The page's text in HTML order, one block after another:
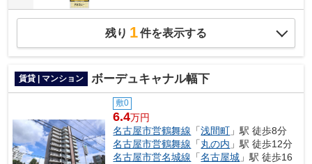
残り 1件を表示する
賃貸 | マンション ボーデュキャナル幅下
敷0
6.4万円
名古屋市営鶴舞線 「浅間町 」駅 徒歩8分
名古屋市営鶴舞線 「丸の内 」駅 徒歩12分
名古屋市営名城線 「名古屋城 」駅 徒歩16